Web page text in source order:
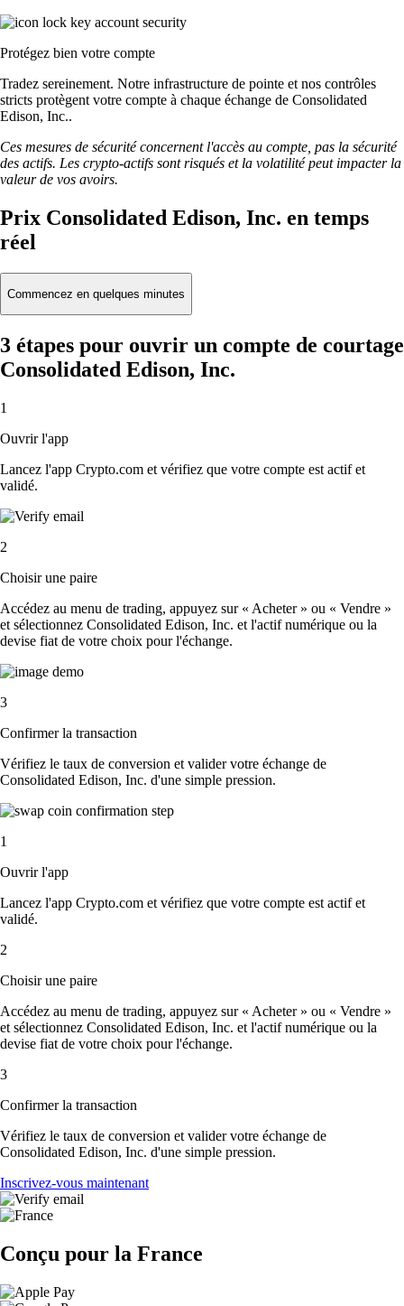
Protégez bien votre compte
Tradez sereinement. Notre infrastructure de pointe et nos contrôles
stricts protègent votre compte à chaque échange de Consolidated
Edison, Inc..
Ces mesures de sécurité concernent l'accès au compte, pas la sécurité
des actifs. Les crypto-actifs sont risqués et la volatilité peut impacter la
valeur de vos avoirs.
Prix Consolidated Edison, Inc. en temps
réel
Commencez en quelques minutes
3 étapes pour ouvrir un compte de courtage
Consolidated Edison, Inc.
1
Ouvrir l'app
Lancez l'app Crypto.com et vérifiez que votre compte est actif et
validé.
2
Choisir une paire
Accédez au menu de trading, appuyez sur « Acheter » ou « Vendre »
et sélectionnez Consolidated Edison, Inc. et l'actif numérique ou la
devise fiat de votre choix pour l'échange.
3
Confirmer la transaction
Vérifiez le taux de conversion et valider votre échange de
Consolidated Edison, Inc. d'une simple pression.
1
Ouvrir l'app
Lancez l'app Crypto.com et vérifiez que votre compte est actif et
validé.
2
Choisir une paire
Accédez au menu de trading, appuyez sur « Acheter » ou « Vendre »
et sélectionnez Consolidated Edison, Inc. et l'actif numérique ou la
devise fiat de votre choix pour l'échange.
3
Confirmer la transaction
Vérifiez le taux de conversion et valider votre échange de
Consolidated Edison, Inc. d'une simple pression.
Inscrivez-vous maintenant
Conçu pour la France